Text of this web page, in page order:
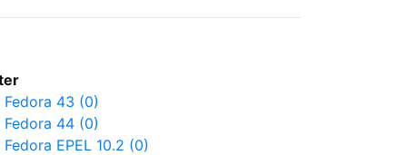
Fedora 43 (0)
Fedora 44 (0)
Fedora EPEL 10.2 (0)